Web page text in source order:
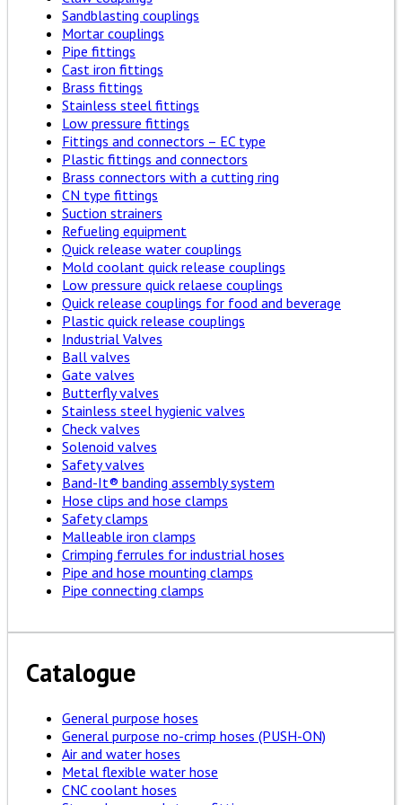
Sandblasting couplings
Mortar couplings
Pipe fittings
Cast iron fittings
Brass fittings
Stainless steel fittings
Low pressure fittings
Fittings and connectors – EC type
Plastic fittings and connectors
Brass connectors with a cutting ring
CN type fittings
Suction strainers
Refueling equipment
Quick release water couplings
Mold coolant quick release couplings
Low pressure quick relaese couplings
Quick release couplings for food and beverage
Plastic quick release couplings
Industrial Valves
Ball valves
Gate valves
Butterfly valves
Stainless steel hygienic valves
Check valves
Solenoid valves
Safety valves
Band-It® banding assembly system
Hose clips and hose clamps
Safety clamps
Malleable iron clamps
Crimping ferrules for industrial hoses
Pipe and hose mounting clamps
Pipe connecting clamps
Catalogue
General purpose hoses
General purpose no-crimp hoses (PUSH-ON)
Air and water hoses
Metal flexible water hose
CNC coolant hoses